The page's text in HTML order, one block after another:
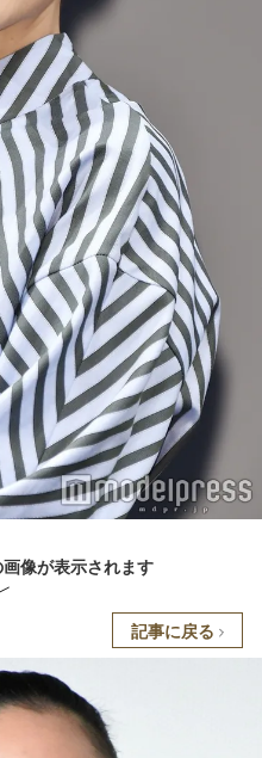
像が表示されます
記事に戻る